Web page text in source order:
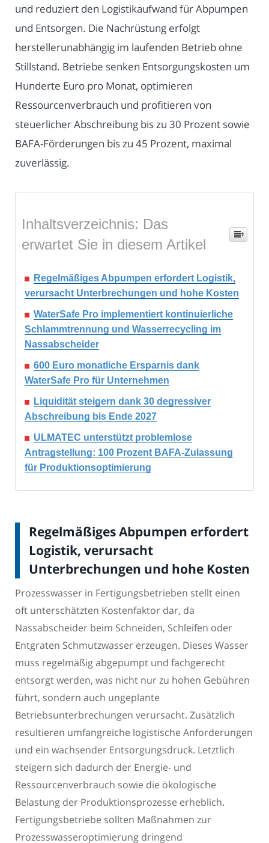
und reduziert den Logistikaufwand für Abpumpen
und Entsorgen. Die Nachrüstung erfolgt
herstellerunabhängig im laufenden Betrieb ohne
Stillstand. Betriebe senken Entsorgungskosten um
Hunderte Euro pro Monat, optimieren
Ressourcenverbrauch und profitieren von
steuerlicher Abschreibung bis zu 30 Prozent sowie
BAFA-Förderungen bis zu 45 Prozent, maximal
zuverlässig.
Inhaltsverzeichnis: Das
erwartet Sie in diesem Artikel
Regelmäßiges Abpumpen erfordert Logistik,
verursacht Unterbrechungen und hohe Kosten
WaterSafe Pro implementiert kontinuierliche
Schlammtrennung und Wasserrecycling im
Nassabscheider
600 Euro monatliche Ersparnis dank
WaterSafe Pro für Unternehmen
Liquidität steigern dank 30 degressiver
Abschreibung bis Ende 2027
ULMATEC unterstützt problemlose
Antragstellung: 100 Prozent BAFA-Zulassung
für Produktionsoptimierung
Regelmäßiges Abpumpen erfordert
Logistik, verursacht
Unterbrechungen und hohe Kosten
Prozesswasser in Fertigungsbetrieben stellt einen
oft unterschätzten Kostenfaktor dar, da
Nassabscheider beim Schneiden, Schleifen oder
Entgraten Schmutzwasser erzeugen. Dieses Wasser
muss regelmäßig abgepumpt und fachgerecht
entsorgt werden, was nicht nur zu hohen Gebühren
führt, sondern auch ungeplante
Betriebsunterbrechungen verursacht. Zusätzlich
resultieren umfangreiche logistische Anforderungen
und ein wachsender Entsorgungsdruck. Letztlich
steigern sich dadurch der Energie- und
Ressourcenverbrauch sowie die ökologische
Belastung der Produktionsprozesse erheblich.
Fertigungsbetriebe sollten Maßnahmen zur
Prozesswasseroptimierung dringend